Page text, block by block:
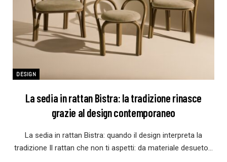
DESIGN
La sedia in rattan Bistra: la tradizione rinasce
grazie al design contemporaneo
La sedia in rattan Bistra: quando il design interpreta la
tradizione Il rattan che non ti aspetti: da materiale desueto…